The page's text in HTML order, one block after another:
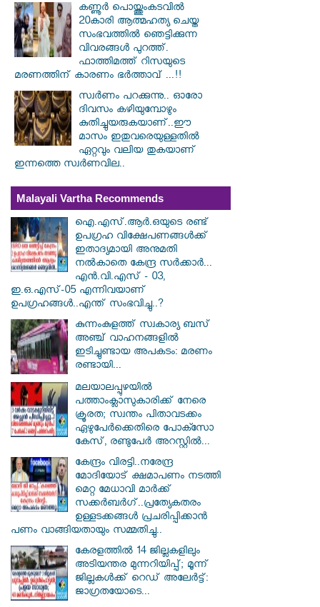
കണ്ണൂർ പൊയ്ത്തുംകടവിൽ
20കാരി ആത്മഹത്യ ചെയ്ത
സംഭവത്തിൽ ഞെട്ടിക്കുന്ന
വിവരങ്ങൾ പുറത്ത്.
ഫാത്തിമത്ത് റിസയുടെ
മരണത്തിന് കാരണം ഭർത്താവ് ...!!
സ്വര്‍ണം പറക്കുന്നു.. ഓരോ
ദിവസം കഴിയുമ്പോഴും
കുതിച്ചുയരുകയാണ്..ഈ
മാസം ഇതുവരെയുള്ളതിൽ
ഏറ്റവും വലിയ തുകയാണ്
ഇന്നത്തെ സ്വർണവില..
Malayali Vartha Recommends
ഐ.എസ്.ആർ.ഒയുടെ രണ്ട്
ഉപഗ്രഹ വിക്ഷേപണങ്ങൾക്ക്
ഇതാദ്യമായി അനുമതി
നൽകാതെ കേന്ദ്ര സർക്കാർ...
എൻ.വി.എസ് - 03,
ഇ.ഒ.എസ്-05 എന്നിവയാണ്
ഉപഗ്രഹങ്ങൾ..എന്ത് സംഭവിച്ചു..?
കുന്നംകുളത്ത് സ്വകാര്യ ബസ്
അഞ്ച് വാഹനങ്ങളിൽ
ഇടിച്ചുണ്ടായ അപകടം: മരണം
രണ്ടായി...
മലയാലപ്പുഴയിൽ
പത്താംക്ലാസുകാരിക്ക് നേരെ
ക്രൂരത; സ്വന്തം പിതാവടക്കം
ഏഴുപേർക്കെതിരെ പോക്സോ
കേസ്, രണ്ടുപേർ അറസ്റ്റിൽ...
കേന്ദ്രം വിരട്ടി..നരേന്ദ്ര
മോദിയോട് ക്ഷമാപണം നടത്തി
മെറ്റ മേധാവി മാർക്ക്
സക്കർബർ​ഗ്..പ്രത്യേകതരം
ഉള്ളടക്കങ്ങൾ പ്രചരിപ്പിക്കാൻ
പണം വാങ്ങിയതായും സമ്മതിച്ചു..
കേരളത്തിൽ 14 ജില്ലകളിലും
അടിയന്തര മുന്നറിയിപ്പ്; മൂന്ന്
ജില്ലകൾക്ക് റെഡ് അലേർട്ട്:
ജാഗ്രതയോടെ...